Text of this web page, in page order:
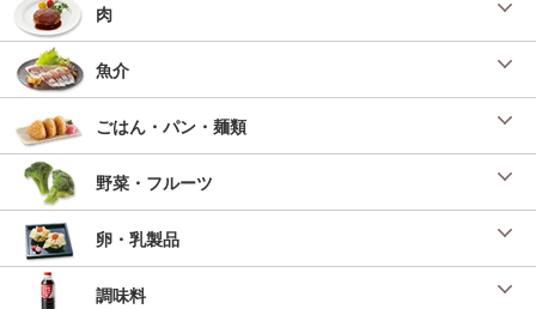
肉
魚介
ごはん・パン・麺類
野菜・フルーツ
卵・乳製品
調味料